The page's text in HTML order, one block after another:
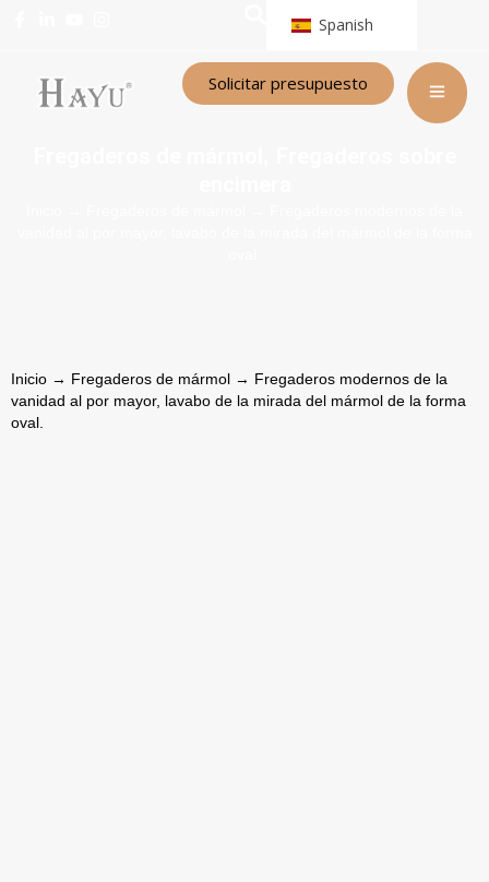
Spanish
Solicitar presupuesto
Inicio → Fregaderos de mármol → Fregaderos modernos de la
vanidad al por mayor, lavabo de la mirada del mármol de la forma
oval.